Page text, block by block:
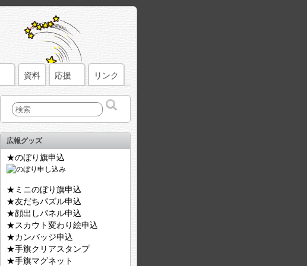
資料 応援 リンク
広報グッズ
★のぼり旗申込
★ミニのぼり旗申込
★友だちパズル申込
★顔出しパネル申込
★スカウト変わり絵申込
★カンバッジ申込
★手旗クリアスタンプ
★手旗マグネット